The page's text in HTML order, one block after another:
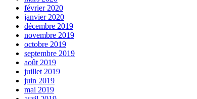
février 2020
janvier 2020
décembre 2019
novembre 2019
octobre 2019
septembre 2019
août 2019
juillet 2019
juin 2019
mai 2019